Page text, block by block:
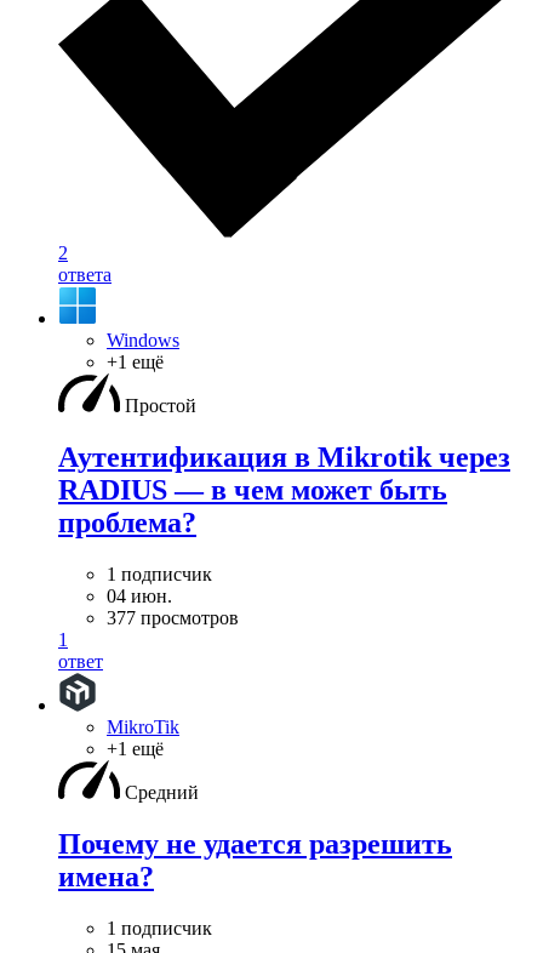
2
ответа
Windows
+1 ещё
Простой
Аутентификация в Mikrotik через
RADIUS — в чем может быть
проблема?
1 подписчик
04 июн.
377 просмотров
1
ответ
MikroTik
+1 ещё
Средний
Почему не удается разрешить
имена?
1 подписчик